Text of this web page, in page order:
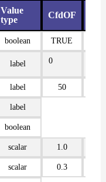
Value
type
CfdOF
boolean TRUE
label 0
label 50
label
boolean
scalar 1.0
scalar 0.3